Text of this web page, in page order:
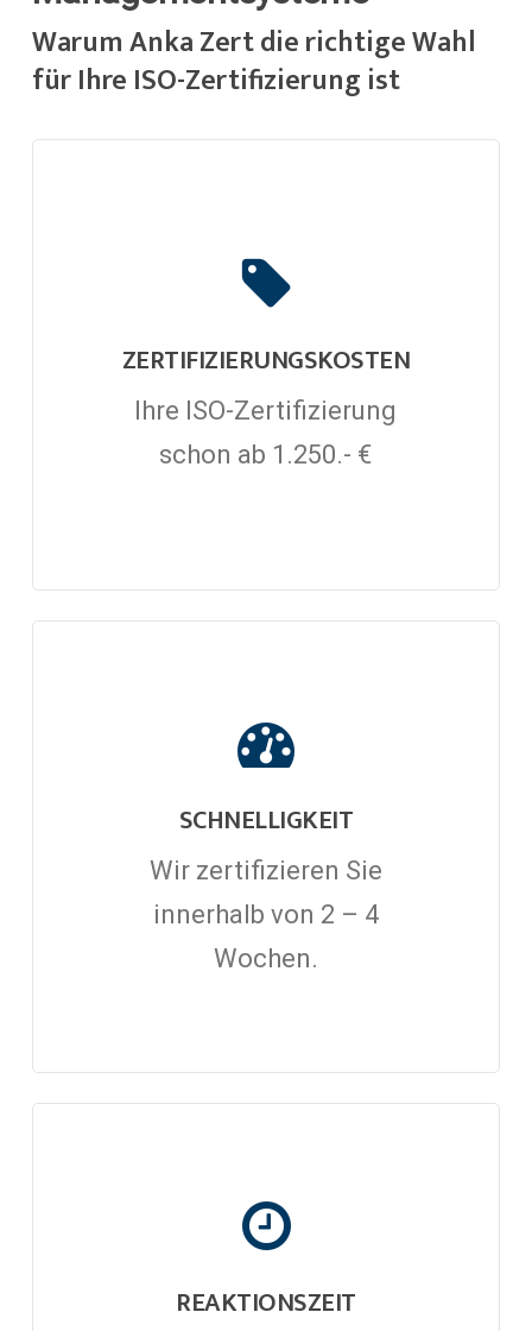
Warum Anka Zert die richtige Wahl
für Ihre ISO-Zertifizierung ist
ZERTIFIZIERUNGSKOSTEN
Ihre ISO-Zertifizierung
schon ab 1.250.- €
SCHNELLIGKEIT
Wir zertifizieren Sie
innerhalb von 2 – 4
Wochen.
REAKTIONSZEIT